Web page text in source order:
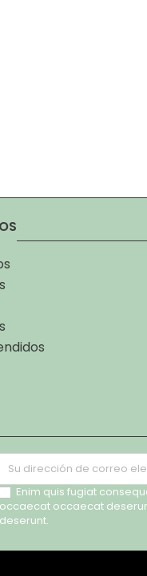
Enim quis fugiat
occaecat occaecat
deserunt.